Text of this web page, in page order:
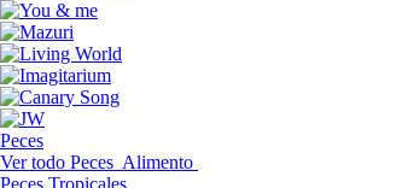
Peces
Ver todo Peces Alimento
Peces Tropicales